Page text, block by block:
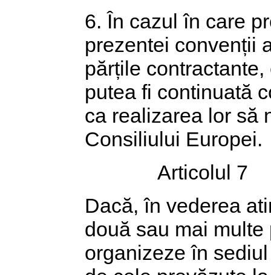
6. În cazul în care
prezentei convenții
părțile
putea fi continuată
ca realizarea lor să
Consiliului Europei.
Articolul 7
Dacă, în vederea
două sau mai
organizeze în